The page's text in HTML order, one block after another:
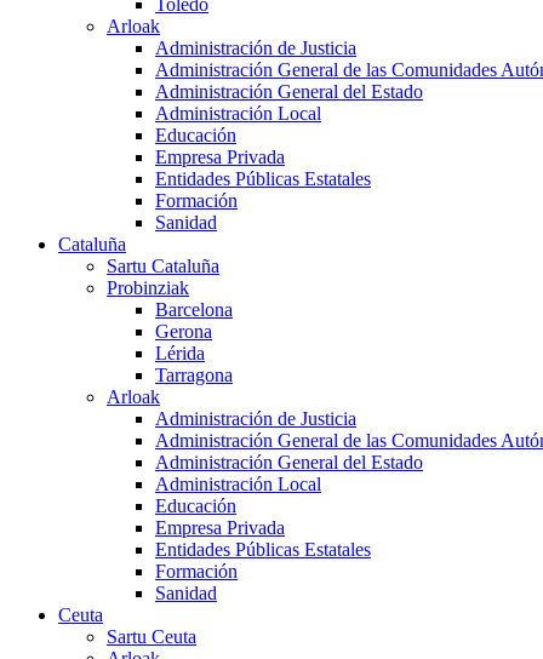
Toledo
Arloak
Administración de Justicia
Administración General de las Comunidades
Administración General del Estado
Administración Local
Educación
Empresa Privada
Entidades Públicas Estatales
Formación
Sanidad
Cataluña
Sartu Cataluña
Probinziak
Barcelona
Gerona
Lérida
Tarragona
Arloak
Administración de Justicia
Administración General de las Comunidades
Administración General del Estado
Administración Local
Educación
Empresa Privada
Entidades Públicas Estatales
Formación
Sanidad
Ceuta
Sartu Ceuta